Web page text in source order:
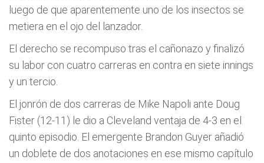
luego de que aparentemente uno de los insectos se
metiera en el ojo del lanzador.
El derecho se recompuso tras el cañonazo y finalizó
su labor con cuatro carreras en contra en siete innings
y un tercio.
El jonrón de dos carreras de Mike Napoli ante Doug
Fister (12-11) le dio a Cleveland ventaja de 4-3 en el
quinto episodio. El emergente Brandon Guyer añadió
un doblete de dos anotaciones en ese mismo capítulo